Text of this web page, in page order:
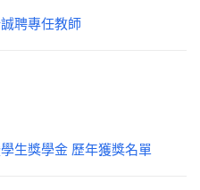
聘專任教師
生獎學金 歷年獲獎名單